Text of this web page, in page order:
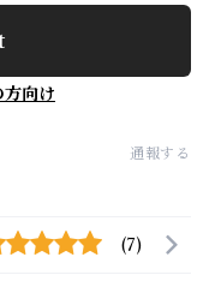
方向け
通報する
(7)